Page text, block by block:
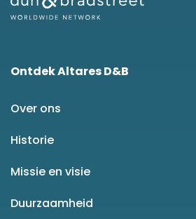
Ontdek Altares D&B
Over ons
Historie
Missie en visie
Duurzaamheid